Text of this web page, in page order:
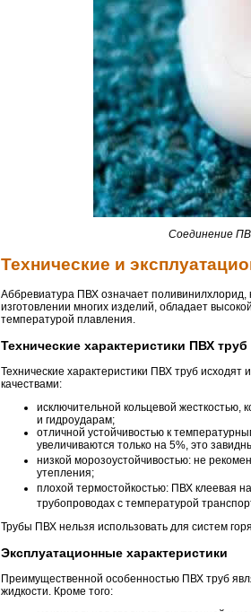
Соединение
Технические и
Аббревиатура ПВХ означает
изготовлении многих изделий, обладает
температурой плавления.
Технические характеристики ПВХ труб
Технические характеристики ПВХ труб
качествами:
исключительной кольцевой жесткостью,
и гидроударам;
отличной устойчивостью к
увеличиваются только на 5%, это
низкой морозоустойчивостью: не
утепления;
плохой термостойкостью: ПВХ клеевая
трубопроводах с температурой
Трубы ПВХ нельзя использовать для систем
Эксплуатационные характеристики
Преимущественной особенностью ПВХ труб
жидкости. Кроме того: